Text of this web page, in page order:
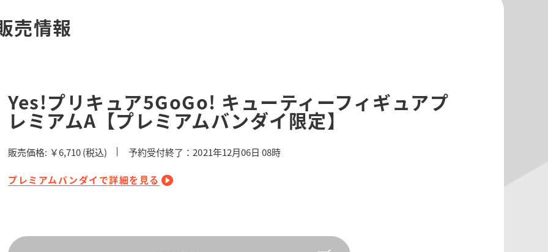
売情報
Yes!プリキュア5GoGo! キューティーフィギュアプ
レミアムA【プレミアムバンダイ限定】
販売価格: ￥6,710(税込) 予約受付終了：2021年12月06日 08時
プレミアムバンダイで詳細を見る